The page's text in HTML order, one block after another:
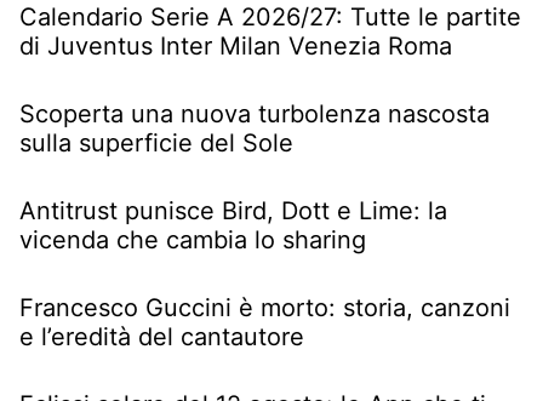
Calendario Serie A 2026/27: Tutte le partite
di Juventus Inter Milan Venezia Roma
Scoperta una nuova turbolenza nascosta
sulla superficie del Sole
Antitrust punisce Bird, Dott e Lime: la
vicenda che cambia lo sharing
Francesco Guccini è morto: storia, canzoni
e l’eredità del cantautore